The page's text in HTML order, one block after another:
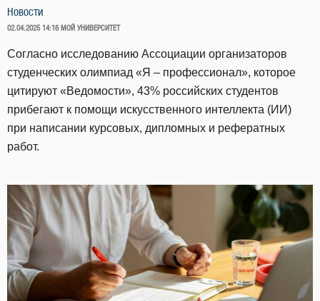
Новости
ОПУБЛИКОВАНО
02.04.2025 14:16 МОЙ УНИВЕРСИТЕТ
Согласно исследованию Ассоциации организаторов
студенческих олимпиад «Я – профессионал», которое
цитируют «Ведомости», 43% российских студентов
прибегают к помощи искусственного интеллекта (ИИ)
при написании курсовых, дипломных и рефератных
работ.